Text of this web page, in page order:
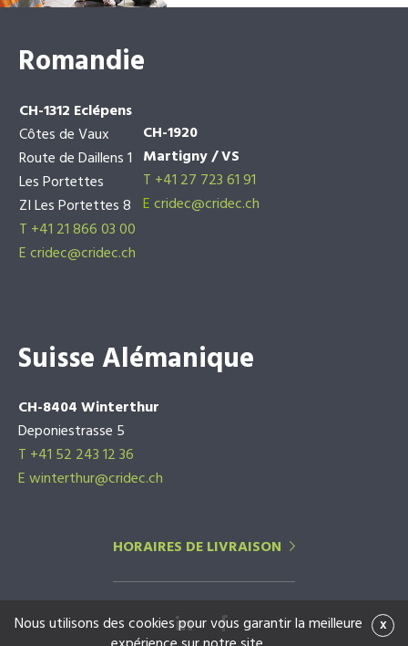
Romandie
CH-1312 Eclépens
Côtes de Vaux
Route de Daillens 1
Les Portettes
ZI Les Portettes 8
T +41 21 866 03 00
Ecridec@cridec.ch
CH-1920
Martigny / VS
T +41 27 723 61 91
Ecridec@cridec.ch
Suisse Alémanique
CH-8404 Winterthur
Deponiestrasse 5
T +41 52 243 12 36
E winterthur@cridec.ch
HORAIRES DE LIVRAISON
x
Nous utilisons des cookies pour vous garantir la meilleure